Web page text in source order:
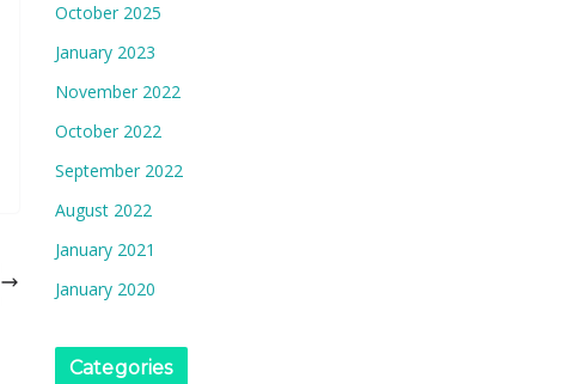
October 2025
January 2023
November 2022
October 2022
September 2022
August 2022
January 2021
January 2020
Categories